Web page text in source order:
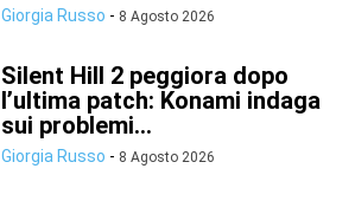
Giorgia Russo - 8 Agosto 2026
Silent Hill 2 peggiora dopo
l’ultima patch: Konami indaga
sui problemi...
Giorgia Russo - 8 Agosto 2026